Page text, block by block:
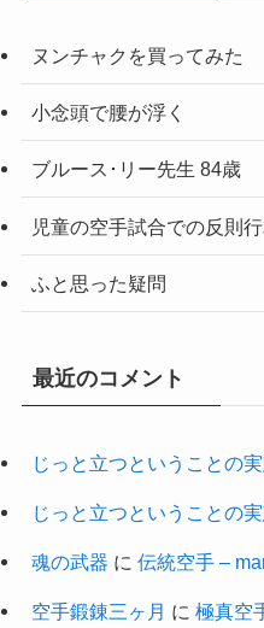
ヌンチャクを買ってみた
小念頭で腰が浮く
ブルース･リー先生 84歳
児童の空手試合での反則
ふと思った疑問
最近のコメント
じっと立つということの
じっと立つということの
魂の武器 に 伝統空手 –
空手鍛錬三ヶ月 に 極真空